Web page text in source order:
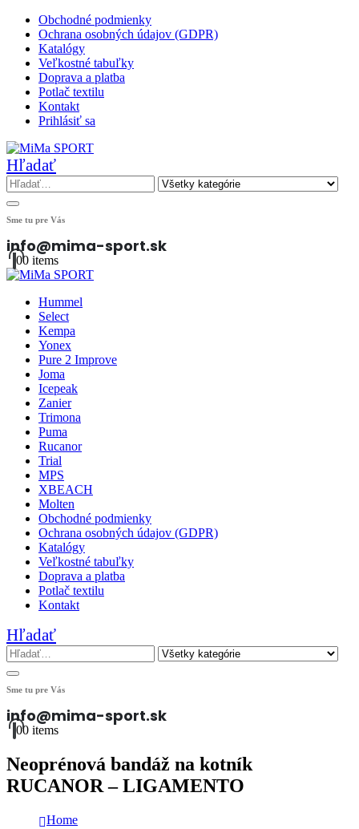
Obchodné podmienky
Ochrana osobných údajov (GDPR)
Katalógy
Veľkostné tabuľky
Doprava a platba
Potlač textilu
Kontakt
Prihlásiť sa
Hľadať
Sme tu pre Vás
info@mima-sport.sk
00 items
Hummel
Select
Kempa
Yonex
Pure 2 Improve
Joma
Icepeak
Zanier
Trimona
Puma
Rucanor
Trial
MPS
XBEACH
Molten
Obchodné podmienky
Ochrana osobných údajov (GDPR)
Katalógy
Veľkostné tabuľky
Doprava a platba
Potlač textilu
Kontakt
Hľadať
Sme tu pre Vás
info@mima-sport.sk
00 items
Neoprénová bandáž na kotník
RUCANOR – LIGAMENTO
Home